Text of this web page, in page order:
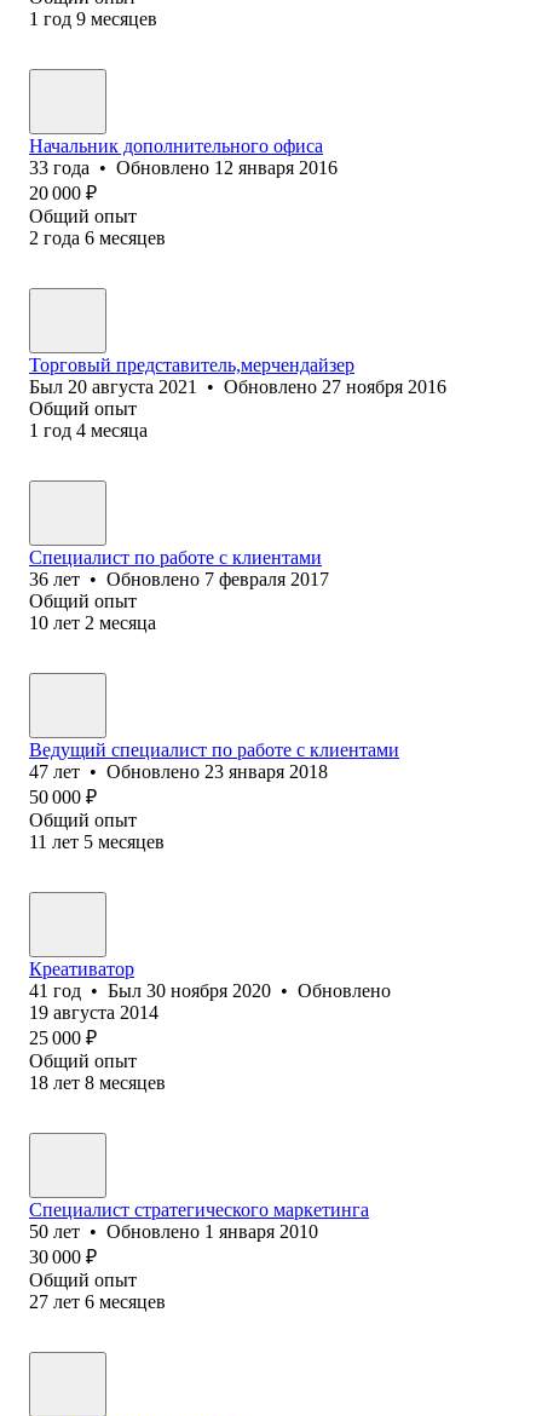
1 год 9 месяцев
Начальник дополнительного офиса
33 года • Обновлено 12 января 2016
20 000 ₽
Общий опыт
2 года 6 месяцев
Торговый представитель,мерчендайзер
Был 20 августа 2021 • Обновлено 27 ноября 2016
Общий опыт
1 год 4 месяца
Специалист по работе с клиентами
36 лет • Обновлено 7 февраля 2017
Общий опыт
10 лет 2 месяца
Ведущий специалист по работе с клиентами
47 лет • Обновлено 23 января 2018
50 000 ₽
Общий опыт
11 лет 5 месяцев
Креативатор
41 год • Был 30 ноября 2020 • Обновлено
19 августа 2014
25 000 ₽
Общий опыт
18 лет 8 месяцев
Специалист стратегического маркетинга
50 лет • Обновлено 1 января 2010
30 000 ₽
Общий опыт
27 лет 6 месяцев